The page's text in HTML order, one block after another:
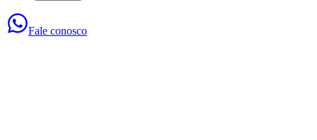
Fale conosco